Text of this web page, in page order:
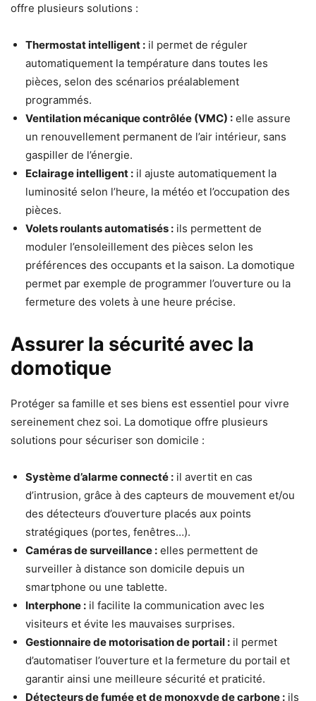
offre plusieurs solutions :
Thermostat intelligent : il permet de réguler
automatiquement la température dans toutes les
pièces, selon des scénarios préalablement
programmés.
Ventilation mécanique contrôlée (VMC) : elle assure
un renouvellement permanent de l’air intérieur, sans
gaspiller de l’énergie.
Eclairage intelligent : il ajuste automatiquement la
luminosité selon l’heure, la météo et l’occupation des
pièces.
Volets roulants automatisés : ils permettent de
moduler l’ensoleillement des pièces selon les
préférences des occupants et la saison. La domotique
permet par exemple de programmer l’ouverture ou la
fermeture des volets à une heure précise.
Assurer la sécurité avec la
domotique
Protéger sa famille et ses biens est essentiel pour vivre
sereinement chez soi. La domotique offre plusieurs
solutions pour sécuriser son domicile :
Système d’alarme connecté : il avertit en cas
d’intrusion, grâce à des capteurs de mouvement et/ou
des détecteurs d’ouverture placés aux points
stratégiques (portes, fenêtres…).
Caméras de surveillance : elles permettent de
surveiller à distance son domicile depuis un
smartphone ou une tablette.
Interphone : il facilite la communication avec les
visiteurs et évite les mauvaises surprises.
Gestionnaire de motorisation de portail : il permet
d’automatiser l’ouverture et la fermeture du portail et
garantir ainsi une meilleure sécurité et praticité.
Détecteurs de fumée et de monoxyde de carbone : ils